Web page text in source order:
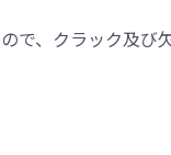
で、クラック及び